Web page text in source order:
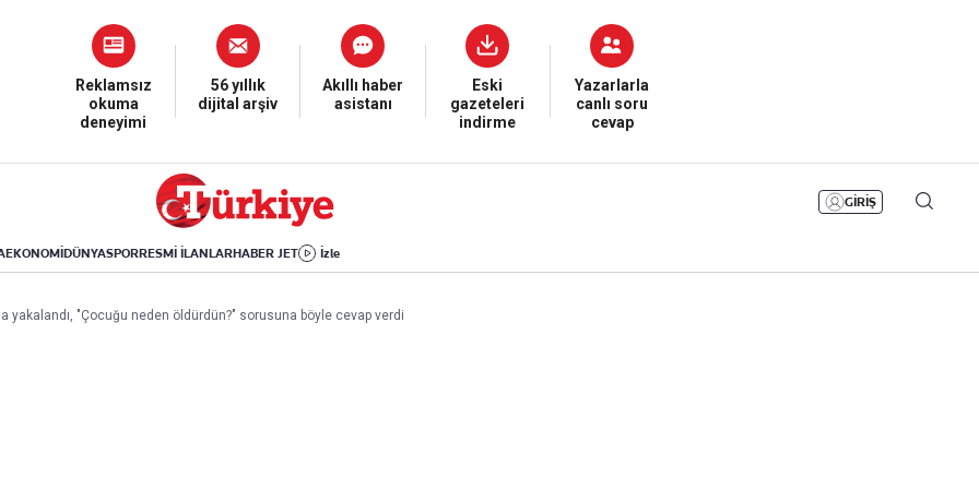
Reklamsız
okuma
deneyimi
56 yıllık
dijital arşiv
Akıllı haber
asistanı
Eski
gazeteleri
indirme
Yazarlarla
canlı soru
cevap
GİRİŞ
EKONOMİDÜNYASPORRESMİ İLANLARHABER JET İzle
Orta Doğu
Avrupa
Amerika
İsrail-Gazze
Yaşam
Sağlık
Hava Durumu
Yemek
Aktüel
Kültür-Sanat
Sinema
Arkeoloji
Kitap
Namaz Vakitleri
Sesli Yayınlar
yakalandı, "Çocuğu neden öldürdün?" sorusuna böyle cevap verdi